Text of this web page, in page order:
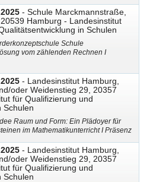
- Schule Marckmannstraße,
Hamburg - Landesinstitut
in Schulen
Schule
vom zählenden Rechnen I
- Landesinstitut Hamburg,
oder Weidenstieg 29, 20357
für Qualifizierung und
Schulen
Raum und Form: Ein Plädoyer für
im Mathematikunterricht I Präsenz
- Landesinstitut Hamburg,
oder Weidenstieg 29, 20357
für Qualifizierung und
Schulen